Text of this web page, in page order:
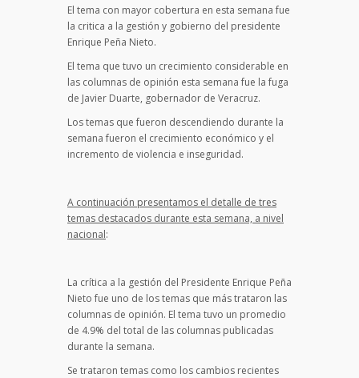
El tema con mayor cobertura en esta semana fue
la critica a la gestión y gobierno del presidente
Enrique Peña Nieto.
El tema que tuvo un crecimiento considerable en
las columnas de opinión esta semana fue la fuga
de Javier Duarte, gobernador de Veracruz.
Los temas que fueron descendiendo durante la
semana fueron el crecimiento económico y el
incremento de violencia e inseguridad.
A continuación presentamos el detalle de tres
temas destacados durante esta semana, a nivel
nacional:
La crítica a la gestión del Presidente Enrique Peña
Nieto fue uno de los temas que más trataron las
columnas de opinión. El tema tuvo un promedio
de 4.9% del total de las columnas publicadas
durante la semana.
Se trataron temas como los cambios recientes